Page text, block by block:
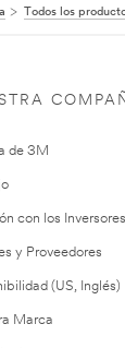
Todos los
de 3M
con los
y Proveedores
(US, Inglés)
Marca